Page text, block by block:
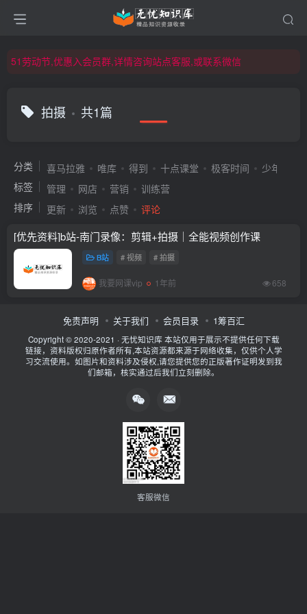
51劳动节,优惠入会员群,详情咨询站点客服,或联系微信
51劳动节,优惠入会员群,详情咨询站点客服,或联系微信
拍摄 共1篇
分类 喜马拉雅 唯库 得到 十点课堂 极客时间
少年得到
标签
管理 网店 营销
训练营
排序
更新 浏览 点赞 评论
[优先资料]b站-南门录像：剪辑+拍摄｜全能视频创作课
B站 # 视频 # 拍摄
我要网课vip 1年前 658
免责声明 关于我们 会员目录 1筹百汇
Copyright © 2020-2021 · 无忧知识库 本站仅用于展示不提供任何下载
链接，资料版权归原作者所有,本站资源都来源于网络收集，仅供个人学
习交流使用。如图片和资料涉及侵权,请您提供您的正版著作证明发到我
们邮箱，核实通过后我们立刻删除。
客服微信